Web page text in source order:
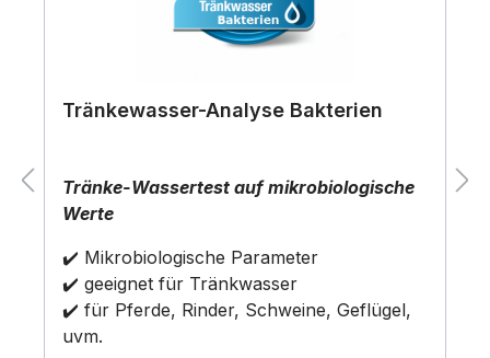
Tränkewasser-Analyse Bakterien
Tränke-Wassertest auf mikrobiologische
Werte
✔️ Mikrobiologische Parameter
✔️ geeignet für Tränkwasser
✔️ für Pferde, Rinder, Schweine, Geflügel,
uvm.